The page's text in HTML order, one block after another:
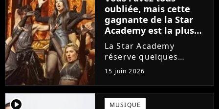
l'émission...
oubliée, mais cette
gagnante de la Star
Academy est la plus
écoutée de l'histoire
de l'émission !
La Star Academy
réserve quelques
surprises. Cette
gagnante totalement
oubliée de l'émission
est aujourd'hui plus
15 juin 2026
player2 MUSIQUE